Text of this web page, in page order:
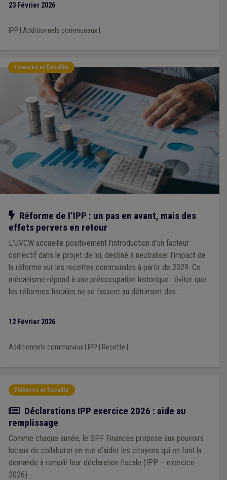
23 Février 2026
IPP Additionnels communaux|
Finances et fiscalité
Notre action
Réforme de l’IPP : un pas en avant, mais des
effets pervers en retour
L’UVCW accueille positivement l’introduction d’un facteur
correctif dans le projet de loi, destiné à neutraliser l’impact de
la réforme sur les recettes communales à partir de 2029. Ce
mécanisme répond à une préoccupation historique : éviter que
les réformes fiscales ne se fassent au détriment des
12 Février 2026
Additionnels communaux| IPP Recette
Finances et fiscalité
Actualité
Déclarations IPP exercice 2026 : aide au
remplissage
Comme chaque année, le SPF Finances propose aux pouvoirs
locaux de collaborer en vue d’aider les citoyens qui en font la
demande à remplir leur déclaration fiscale (IPP – exercice
2026).